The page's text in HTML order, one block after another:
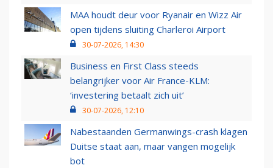
MAA houdt deur voor Ryanair en Wizz Air
open tijdens sluiting Charleroi Airport
30-07-2026, 14:30
Business en First Class steeds
belangrijker voor Air France-KLM:
‘investering betaalt zich uit’
30-07-2026, 12:10
Nabestaanden Germanwings-crash klagen
Duitse staat aan, maar vangen mogelijk
bot